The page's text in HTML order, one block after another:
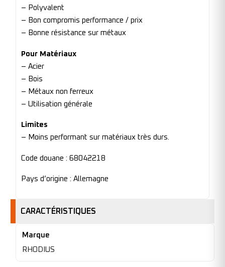
– Polyvalent
– Bon compromis performance / prix
– Bonne résistance sur métaux
Pour Matériaux
– Acier
– Bois
– Métaux non ferreux
– Utilisation générale
Limites
– Moins performant sur matériaux très durs.
Code douane : 68042218
Pays d’origine : Allemagne
CARACTÉRISTIQUES
Marque
RHODIUS